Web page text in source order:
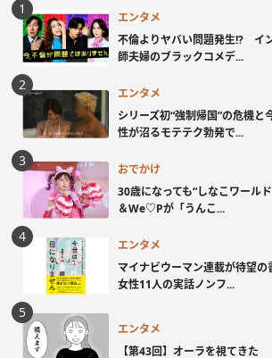
エンタメ
不倫よりヤバい問題発生!? イ
師夫婦のブラックコメデ...
エンタメ
シリーズ初“強制帰国”の危機
性が沼るモテテク勃発で...
おでかけ
30歳になっても“しなこワール
＆We♡Pが「うんこ...
エンタメ
マイナビウーマン連載が待望
女性11人の実話ノンフ...
エンタメ
【第43回】オーラを視てきた